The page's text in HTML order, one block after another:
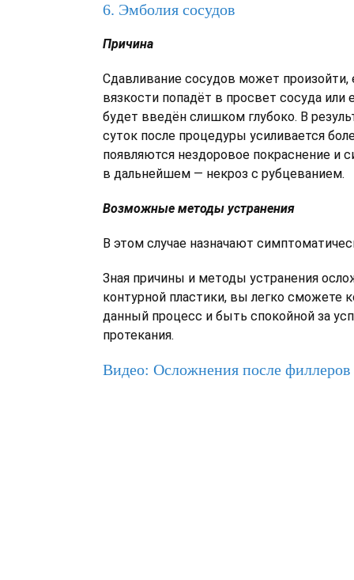
6. Эмболия сосудов
Причина
Сдавливание сосудов может произойти,
вязкости попадёт в просвет сосуда или
будет введён слишком глубоко. В
суток после процедуры усиливается
появляются нездоровое покраснение и
в дальнейшем — некроз с рубцеванием.
Возможные методы устранения
В этом случае назначают
Зная причины и методы устранения
контурной пластики, вы легко сможете
данный процесс и быть спокойной за
протекания.
Видео: Осложнения после филлеров